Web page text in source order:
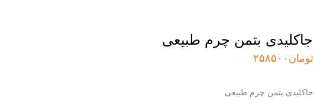
جاکلیدی بتمن چرم طبیعی
تومان ۲۵۸۵۰۰
جاکلیدی بتمن چرم طبیعی